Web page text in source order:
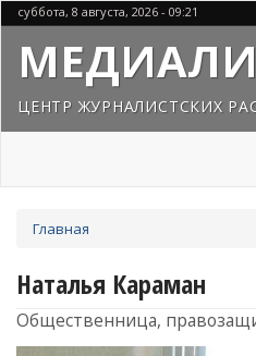
Перейти
к
основному
содержанию
суббота, 8 августа, 2026 - 09:21
ЦЕНТР ЖУРНАЛИСТСКИХ
здесь
Главная
Наталья Караман
Общественница,